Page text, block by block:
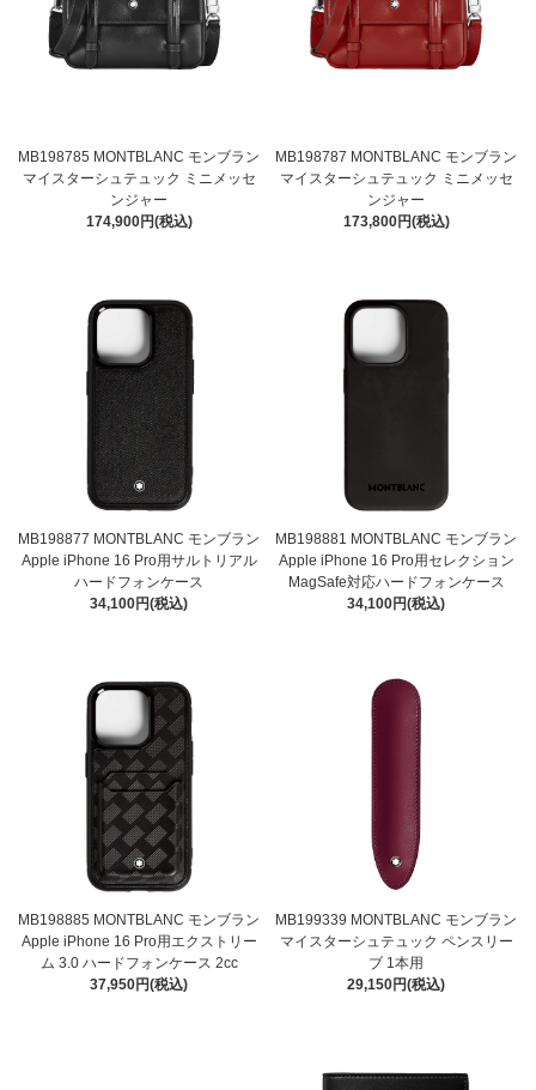
MB198785 MONTBLANC モンブラン
マイスターシュテュック ミニメッセ
ンジャー
174,900円(税込)
MB198787 MONTBLANC モンブラン
マイスターシュテュック ミニメッセ
ンジャー
173,800円(税込)
MB198877 MONTBLANC モンブラン
Apple iPhone 16 Pro用サルトリアル
ハードフォンケース
34,100円(税込)
MB198881 MONTBLANC モンブラン
Apple iPhone 16 Pro用セレクション
MagSafe対応ハードフォンケース
34,100円(税込)
MB198885 MONTBLANC モンブラン
Apple iPhone 16 Pro用エクストリー
ム 3.0 ハードフォンケース 2cc
37,950円(税込)
MB199339 MONTBLANC モンブラン
マイスターシュテュック ペンスリー
ブ 1本用
29,150円(税込)